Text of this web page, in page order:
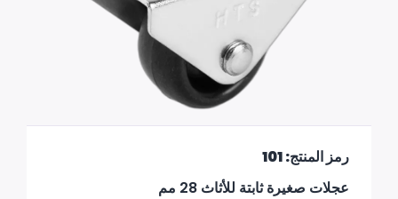
رمز المنتج: 101
عجلات صغيرة ثابتة للأثاث 28 مم